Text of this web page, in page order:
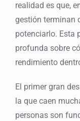
realidad es que,
gestión terminan
potenciarlo. Esta
profunda sobre
rendimiento
El primer gran
la que caen
personas son